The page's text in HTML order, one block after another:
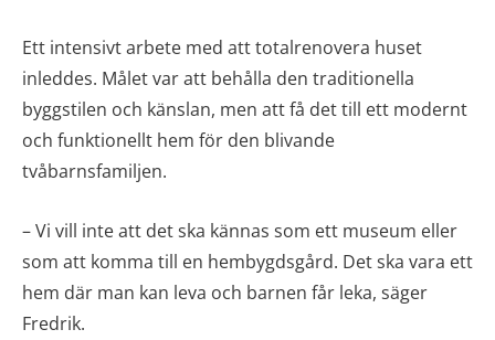
Ett intensivt arbete med att totalrenovera huset
inleddes. Målet var att behålla den traditionella
byggstilen och känslan, men att få det till ett modernt
och funktionellt hem för den blivande
tvåbarnsfamiljen.
– Vi vill inte att det ska kännas som ett museum eller
som att komma till en hembygdsgård. Det ska vara ett
hem där man kan leva och barnen får leka, säger
Fredrik.